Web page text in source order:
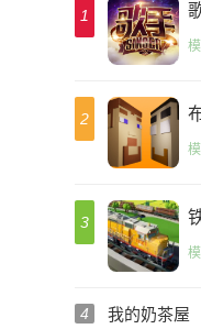
1
2
3
4 我的奶茶屋